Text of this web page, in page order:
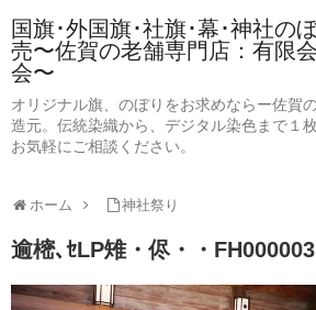
国旗･外国旗･社旗･幕･神社の
売〜佐賀の老舗専門店：有限
会〜
オリジナル旗、のぼりをお求めならー佐賀
造元。伝統染織から、デジタル染色まで１
お気軽にご相談ください。
ホーム 神社祭り
逾樒､ｾLP雉・侭・・FH000003